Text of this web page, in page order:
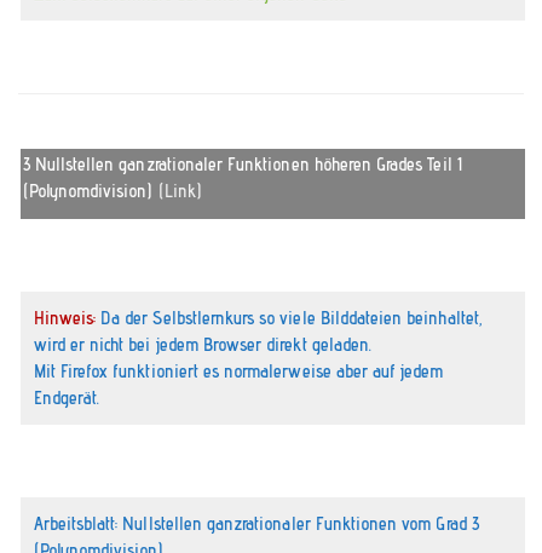
3 Nullstellen ganzrationaler Funktionen höheren Grades Teil 1
(Polynomdivision) (Link)
Hinweis: Da der Selbstlernkurs so viele Bilddateien beinhaltet,
wird er nicht bei jedem Browser direkt geladen.
Mit Firefox funktioniert es normalerweise aber auf jedem
Endgerät.
Arbeitsblatt: Nullstellen ganzrationaler Funktionen vom Grad 3